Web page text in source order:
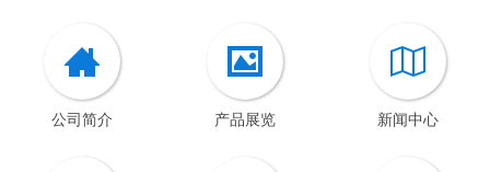
公司简介 产品展览 新闻中心